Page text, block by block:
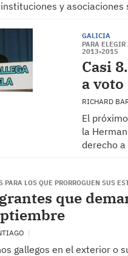
y
GALICIA
PARA
2013-2015
Casi
a
RICHARD
El
la
derecho
PARA LOS QUE PRORROGUEN SUS
que
gallegos en el exterior o